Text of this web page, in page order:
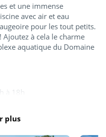
et une immense
avec air et eau
pour les tout petits.
Ajoutez à cela le charme
aquatique du Domaine
à 18h
à 17h30
plus